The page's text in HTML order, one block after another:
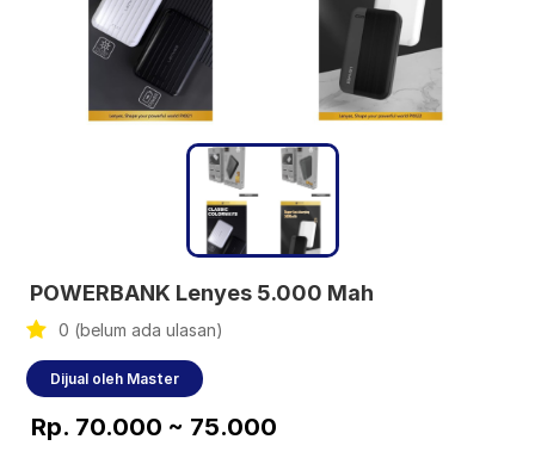
POWERBANK Lenyes 5.000 Mah
0 (belum ada ulasan)
Dijual oleh Master
Rp. 70.000 ~ 75.000